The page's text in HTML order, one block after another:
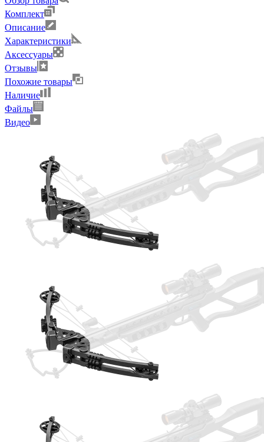
Комплект
Описание
Характеристики
Аксессуары
Отзывы
Похожие товары
Наличие
Файлы
Видео